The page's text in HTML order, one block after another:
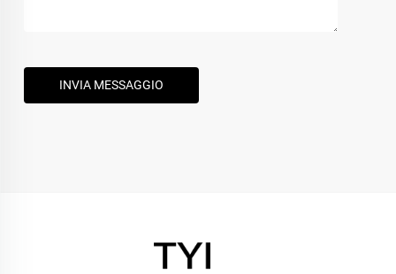
INVIA MESSAGGIO